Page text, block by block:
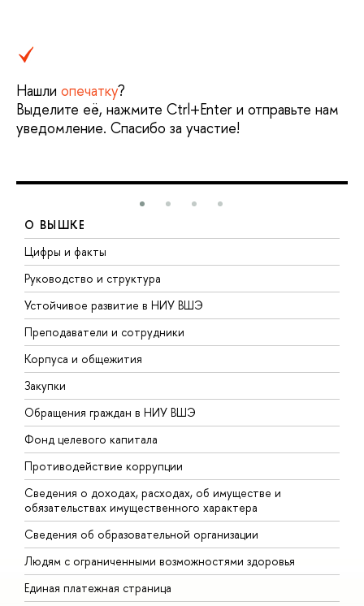
Нашли опечатку?
Выделите её, нажмите Ctrl+Enter и отправьте нам
уведомление. Спасибо за участие!
О ВЫШКЕ
Цифры и факты
Руководство и структура
Устойчивое развитие в НИУ ВШЭ
Преподаватели и сотрудники
Корпуса и общежития
Закупки
Обращения граждан в НИУ ВШЭ
Фонд целевого капитала
Противодействие коррупции
Сведения о доходах, расходах, об имуществе и
обязательствах имущественного характера
Сведения об образовательной организации
Людям с ограниченными возможностями здоровья
Единая платежная страница